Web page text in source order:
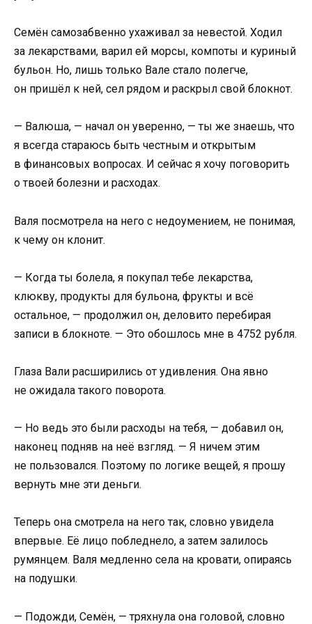
Семён самозабвенно ухаживал за невестой. Ходил
за лекарствами, варил ей морсы, компоты и куриный
бульон. Но, лишь только Вале стало полегче,
он пришёл к ней, сел рядом и раскрыл свой блокнот.
— Валюша, — начал он уверенно, — ты же знаешь, что
я всегда стараюсь быть честным и открытым
в финансовых вопросах. И сейчас я хочу поговорить
о твоей болезни и расходах.
Валя посмотрела на него с недоумением, не понимая,
к чему он клонит.
— Когда ты болела, я покупал тебе лекарства,
клюкву, продукты для бульона, фрукты и всё
остальное, — продолжил он, деловито перебирая
записи в блокноте. — Это обошлось мне в 4752 рубля.
Глаза Вали расширились от удивления. Она явно
не ожидала такого поворота.
— Но ведь это были расходы на тебя, — добавил он,
наконец подняв на неё взгляд. — Я ничем этим
не пользовался. Поэтому по логике вещей, я прошу
вернуть мне эти деньги.
Теперь она смотрела на него так, словно увидела
впервые. Её лицо побледнело, а затем залилось
румянцем. Валя медленно села на кровати, опираясь
на подушки.
— Подожди, Семён, — тряхнула она головой, словно